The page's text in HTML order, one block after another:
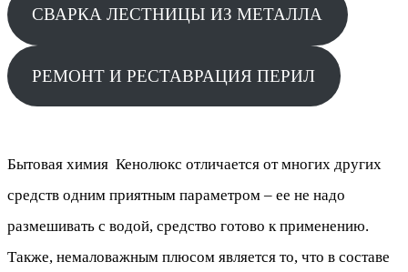
СВАРКА ЛЕСТНИЦЫ ИЗ МЕТАЛЛА
РЕМОНТ И РЕСТАВРАЦИЯ ПЕРИЛ
Бытовая химия Кенолюкс отличается от многих других
средств одним приятным параметром – ее не надо
размешивать с водой, средство готово к применению.
Также, немаловажным плюсом является то, что в составе